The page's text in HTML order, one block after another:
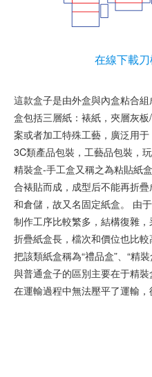
在線下載
這款盒子是由外盒與內盒粘合
盒包括三層紙：裱紙，夾層灰
案或者加工特殊工藝，廣泛用
3C類產品包裝，工藝品包裝，玩
精裝盒-手工盒又稱之為粘貼紙
合裱貼而成，成型后不能再折
和倉儲，故又名固定紙盒。 由
制作工序比較繁多，結構復雜
折疊紙盒長，檔次和價位也比
把該類紙盒稱為“禮品盒”、“精裝
與普通盒子的區別主要在于精
在運輸過程中無法壓平了運輸，